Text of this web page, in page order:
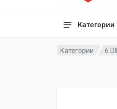
Категории
Категории 6